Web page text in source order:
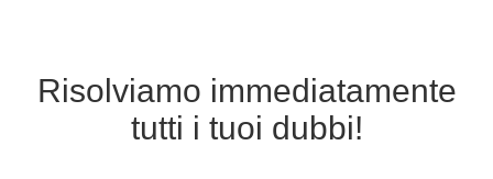
Risolviamo immediatamente
tutti i tuoi dubbi!